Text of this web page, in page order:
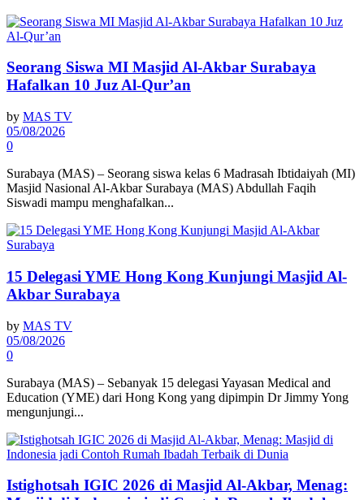
Seorang Siswa MI Masjid Al-Akbar Surabaya
Hafalkan 10 Juz Al-Qur’an
by MAS TV
05/08/2026
0
Surabaya (MAS) – Seorang siswa kelas 6 Madrasah Ibtidaiyah (MI)
Masjid Nasional Al-Akbar Surabaya (MAS) Abdullah Faqih
Siswadi mampu menghafalkan...
15 Delegasi YME Hong Kong Kunjungi Masjid Al-
Akbar Surabaya
by MAS TV
05/08/2026
0
Surabaya (MAS) – Sebanyak 15 delegasi Yayasan Medical and
Education (YME) dari Hong Kong yang dipimpin Dr Jimmy Yong
mengunjungi...
Istighotsah IGIC 2026 di Masjid Al-Akbar, Menag: